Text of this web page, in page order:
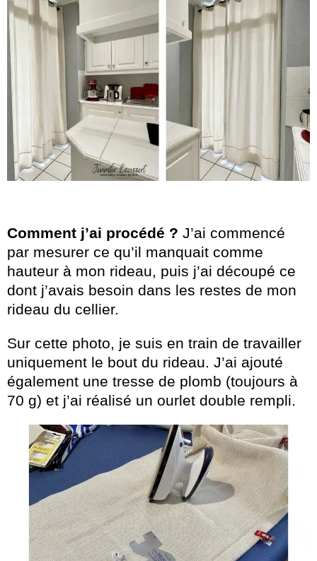
Comment j’ai procédé ? J’ai commencé
par mesurer ce qu’il manquait comme
hauteur à mon rideau, puis j’ai découpé ce
dont j’avais besoin dans les restes de mon
rideau du cellier.
Sur cette photo, je suis en train de travailler
uniquement le bout du rideau. J’ai ajouté
également une tresse de plomb (toujours à
70 g) et j’ai réalisé un ourlet double rempli.